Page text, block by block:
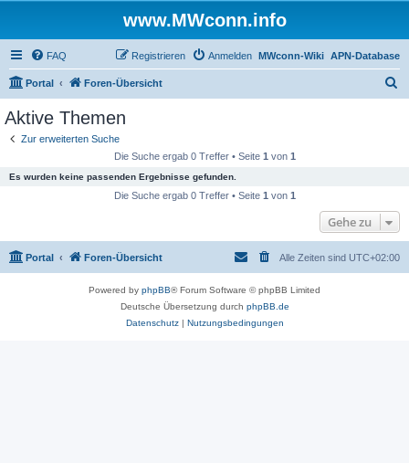
www.MWconn.info
FAQ APN-Database
MWconn-Wiki
Anmelden
Registrieren
Portal Foren-Übersicht
Aktive Themen
Zur erweiterten Suche
Die Suche ergab 0 Treffer • Seite 1 von 1
Es wurden keine passenden Ergebnisse gefunden.
Die Suche ergab 0 Treffer • Seite 1 von 1
Gehe zu
Portal Foren-Übersicht Alle Zeiten sind UTC+02:00
Powered by phpBB® Forum Software © phpBB Limited
Deutsche Übersetzung durch phpBB.de
Datenschutz| Nutzungsbedingungen